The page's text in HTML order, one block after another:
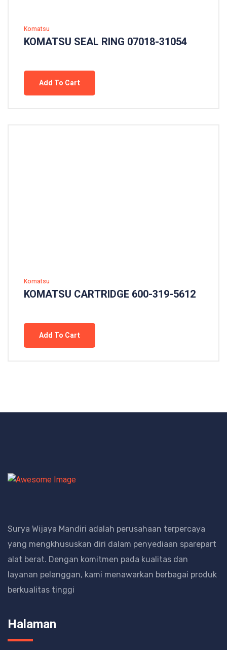
Komatsu
KOMATSU SEAL RING 07018-31054
Add To Cart
Komatsu
KOMATSU CARTRIDGE 600-319-5612
Add To Cart
Surya Wijaya Mandiri adalah perusahaan terpercaya
yang mengkhususkan diri dalam penyediaan sparepart
alat berat. Dengan komitmen pada kualitas dan
layanan pelanggan, kami menawarkan berbagai produk
berkualitas tinggi
Halaman